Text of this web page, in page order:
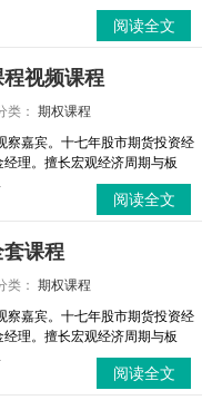
阅读全文
视频课程
类： 期权课程
察嘉宾。十七年股市期货投资经
理。擅长宏观经济周期与板
阅读全文
课程
类： 期权课程
察嘉宾。十七年股市期货投资经
理。擅长宏观经济周期与板
阅读全文